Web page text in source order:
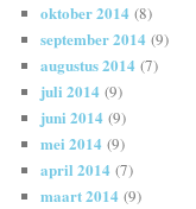
oktober 2014 (8)
september 2014 (9)
augustus 2014 (7)
juli 2014 (9)
juni 2014 (9)
mei 2014 (9)
april 2014 (7)
maart 2014 (9)